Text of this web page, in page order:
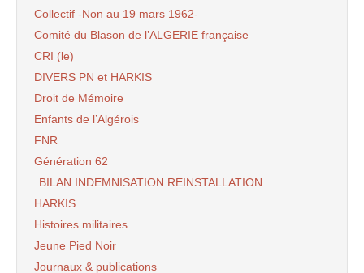
Collectif -Non au 19 mars 1962-
Comité du Blason de l’ALGERIE française
CRI (le)
DIVERS PN et HARKIS
Droit de Mémoire
Enfants de l’Algérois
FNR
Génération 62
BILAN INDEMNISATION REINSTALLATION
HARKIS
Histoires militaires
Jeune Pied Noir
Journaux & publications